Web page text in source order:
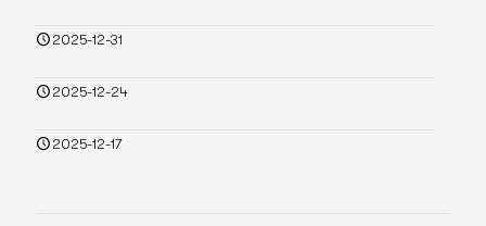
2025-12-31
2025-12-24
2025-12-17